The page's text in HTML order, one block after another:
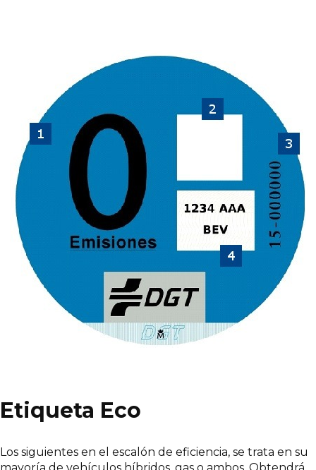
Etiqueta Eco
Los siguientes en el escalón de eficiencia, se trata en su